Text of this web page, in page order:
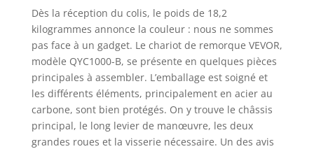
à différentes tailles
de remorques.
Avec une boule
universelle de 50,8
mm de diamètre,
vous pouvez
simplement
connecter le
chariot à l'attelage
Dès la réception du colis, le poids de 18,2
kilogrammes annonce la couleur : nous ne sommes
pas face à un gadget. Le chariot de remorque VEVOR,
modèle QYC1000-B, se présente en quelques pièces
principales à assembler. L’emballage est soigné et
les différents éléments, principalement en acier au
carbone, sont bien protégés. On y trouve le châssis
principal, le long levier de manœuvre, les deux
grandes roues et la visserie nécessaire. Un des avis